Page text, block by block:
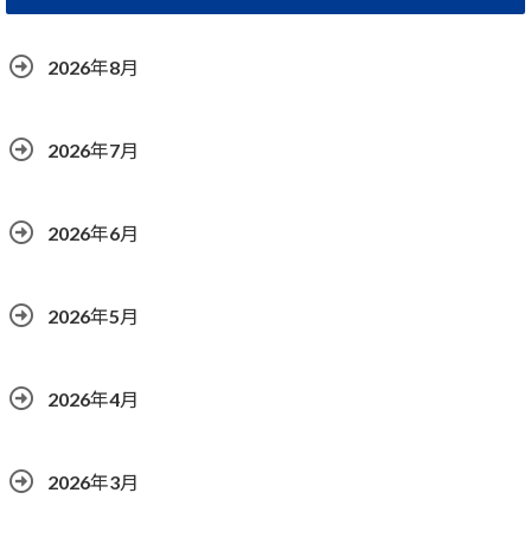
2026年8月
2026年7月
2026年6月
2026年5月
2026年4月
2026年3月